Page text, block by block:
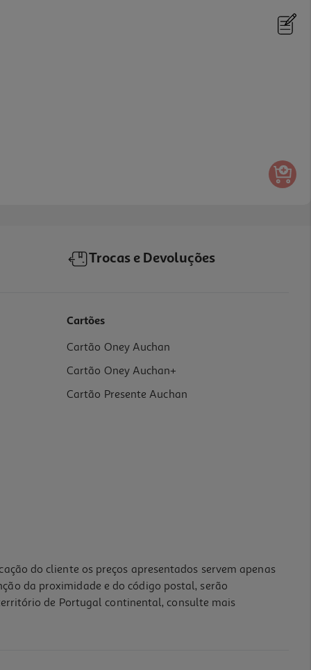
Trocas e Devoluções
Cartões
Cartão Oney Auchan
Cartão Oney Auchan+
Cartão Presente Auchan
do cliente os preços apresentados servem apenas
da proximidade e do código postal, serão
de Portugal continental, consulte mais